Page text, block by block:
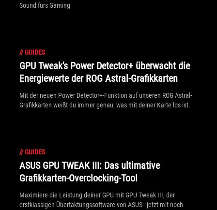
Sound fürs Gaming
//GUIDES
GPU Tweak's Power Detector+ überwacht die
Energiewerte der ROG Astral-Grafikkarten
Mit der neuen Power Detector+-Funktion auf unseren ROG Astral-
Grafikkarten weißt du immer genau, was mit deiner Karte los ist.
//GUIDES
ASUS GPU TWEAK III: Das ultimative
Grafikkarten-Overclocking-Tool
Maximiere die Leistung deiner GPU mit GPU Tweak III, der
erstklassigen Übertaktungssoftware von ASUS - jetzt mit noch